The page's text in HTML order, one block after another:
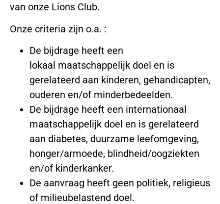
van onze Lions Club.
Onze criteria zijn o.a. :
De bijdrage heeft een
lokaal maatschappelijk doel en is
gerelateerd aan kinderen, gehandicapten,
ouderen en/of minderbedeelden.
De bijdrage heeft een internationaal
maatschappelijk doel en is gerelateerd
aan diabetes, duurzame leefomgeving,
honger/armoede, blindheid/oogziekten
en/of kinderkanker.
De aanvraag heeft geen politiek, religieus
of milieubelastend doel.